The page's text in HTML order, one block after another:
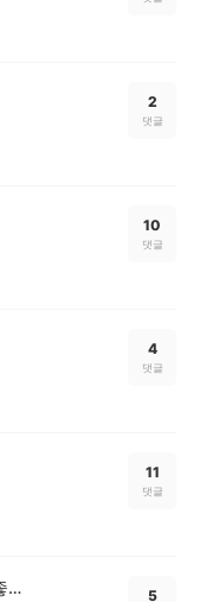
2
댓글
10
댓글
4
댓글
11
댓글
대구 북구 고성동 벚꽃길, 봄철 산책하기 좋은 명소 5